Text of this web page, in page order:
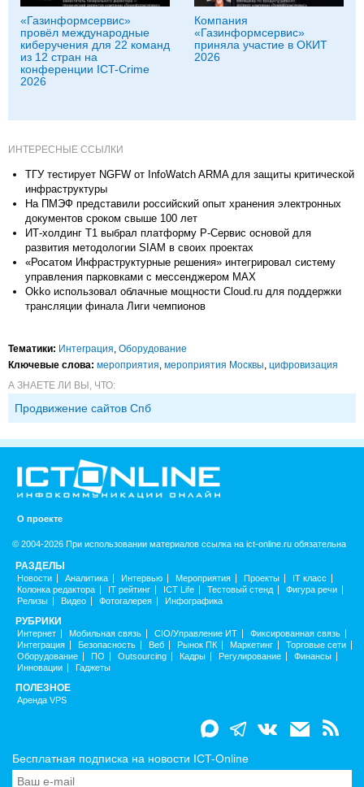
«Газинформсервис»
провёл международные
киберучения для 22 команд
из 12 стран на
конференции ICT-Crime
2026
Компания
«Газинформсервис»
приняла участие в ОКИТ
2026
ИНТЕРЕСНЫЕ ССЫЛКИ
ТГУ тестирует NGFW от InfoWatch ARMA для защиты критической
инфраструктуры
На ПМЭФ представили российский опыт хранения электронных
документов сроком свыше 100 лет
ИТ-холдинг Т1 выбрал платформу Р-Сервис основой для
развития методологии SIAM в своих проектах
«Росатом Инфраструктурные решения» интегрировал систему
управления парковками с мессенджером МАХ
Okko использовал облачные мощности Cloud.ru для поддержки
трансляции финала Лиги чемпионов
Тематики: Интеграция Оборудование
Ключевые слова: мероприятия мероприятия Москвы цифровизация
А ЗНАЕТЕ ЛИ ВЫ, ЧТО:
Продвижение сайтов Спб
О проекте
© 2004-2026 При использовании материалов ссылка на ict-online.ru обязательна
РАЗДЕЛЫ
Новости Аналитика Интервью Мероприятия Проекты
IT класс
Колонка редактора
IT рейтинг ICT Life Тестовый стенд
Фигура речи
Релизы
Видео Фотогалерея Инфографика
РУБРИКИ
Интернет Мобильная связь CIO/Управление ИТ
Фиксированная связь
Интеграция
Безопасность Веб Рынок ПК Маркетинг
Торговые сети
Оборудование
ПО Outsourcing Кадры Регулирование
Финансы
Инновации
Гаджеты
ПОЛЕЗНОЕ
Аренда VPS
Бесплатная подписка на новости ICT-Online